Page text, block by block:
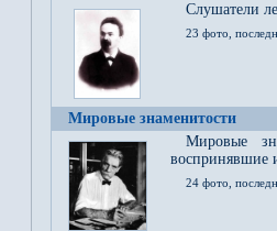
Cлушатели
23 фото,
Мировые знаменитости
Мировые
воспринявшие
24 фото,